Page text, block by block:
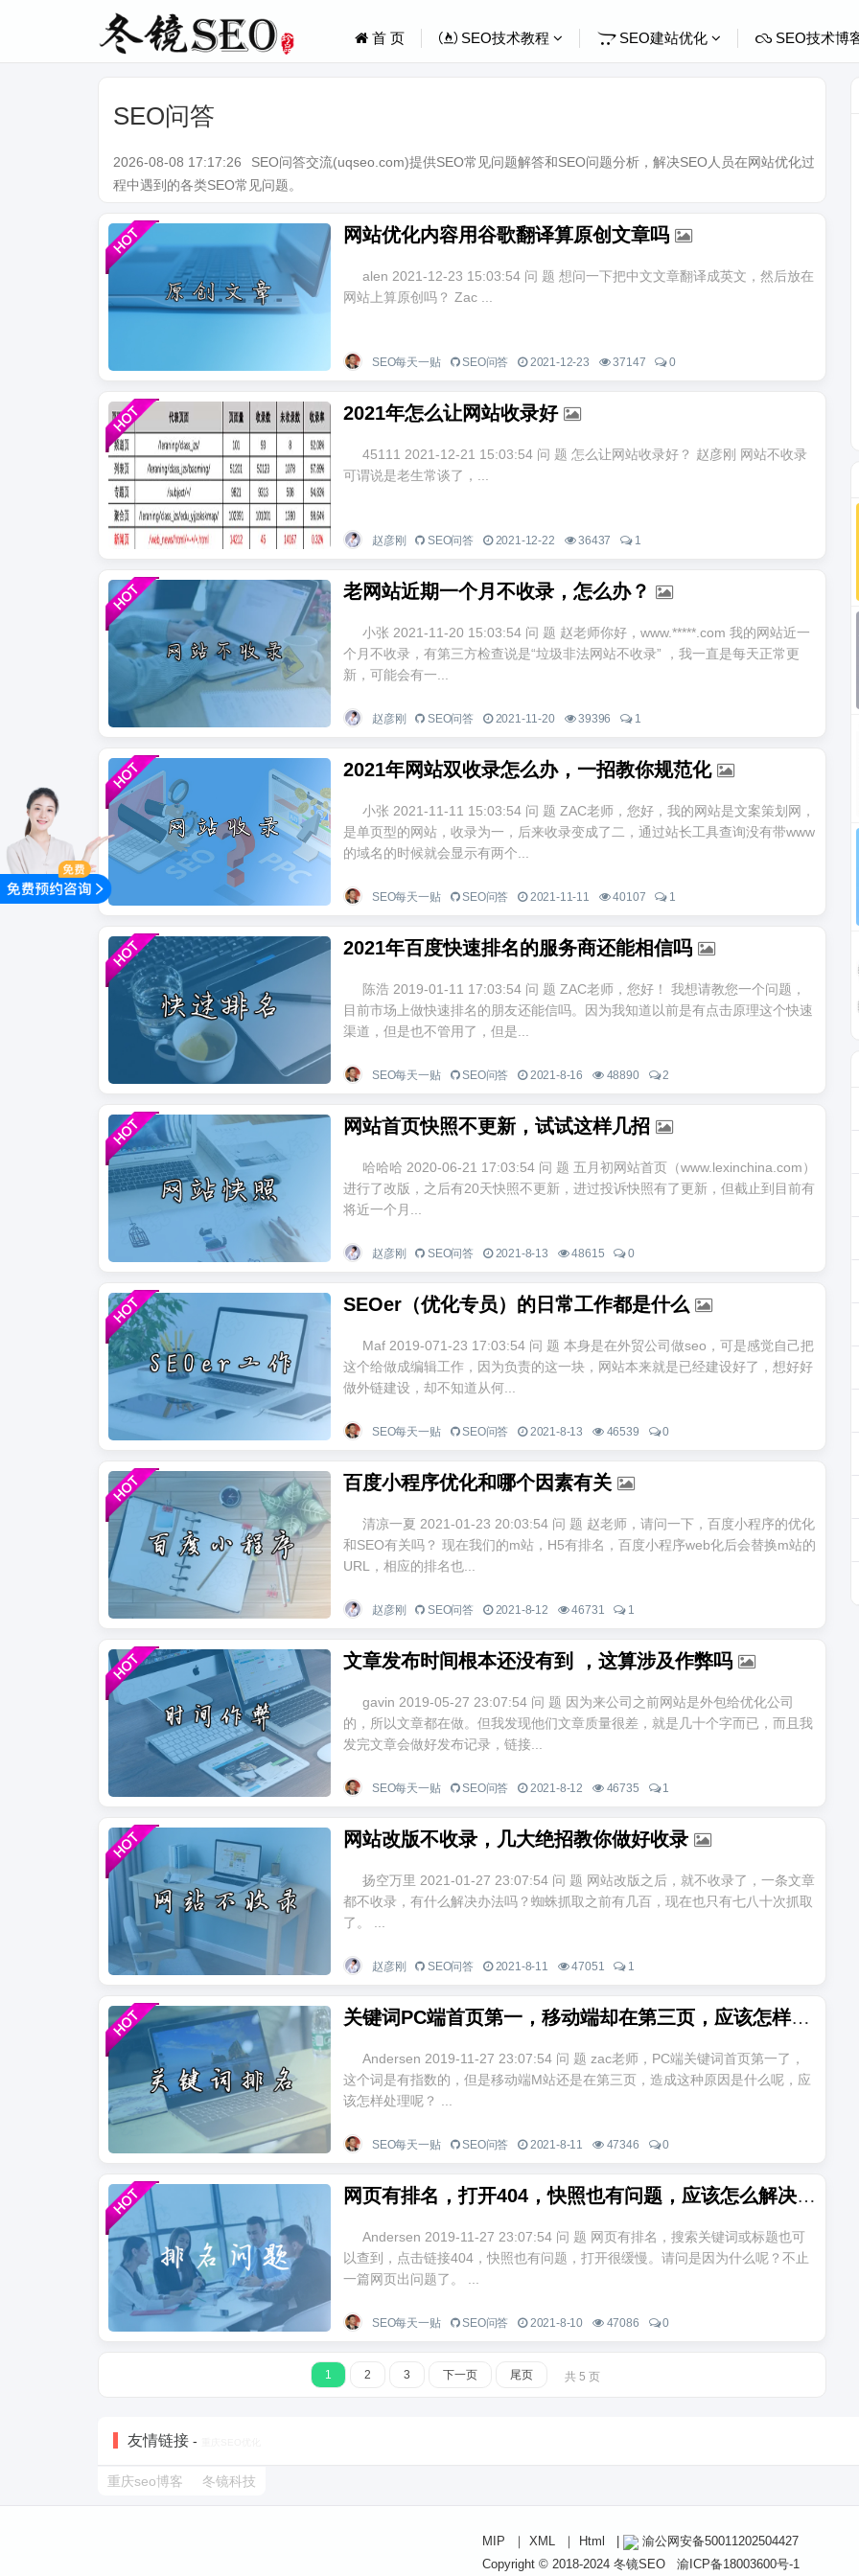
首 页 SEO技术教程 SEO建站优化 SEO技术博
SEO问答
2026-08-08 17:17:26
SEO问答交流(uqseo.com)提供SEO常见问题解答和SEO问题分析，解决SEO人员在网站优化过
程中遇到的各类SEO常见问题。
网站优化内容用谷歌翻译算原创文章吗
alen 2021-12-23 15:03:54 问 题 想问一下把中文文章翻译成英文，然后放在
网站上算原创吗？ Zac ...
SEO每天一贴 SEO问答 2021-12-23 37147 0
2021年怎么让网站收录好
45111 2021-12-21 15:03:54 问 题 怎么让网站收录好？ 赵彦刚 网站不收录
可谓说是老生常谈了，...
赵彦刚 SEO问答 2021-12-22 36437 1
老网站近期一个月不收录，怎么办？
小张 2021-11-20 15:03:54 问 题 赵老师你好，www.*****.com 我的网站近一
个月不收录，有第三方检查说是“垃圾非法网站不收录” ，我一直是每天正常更
新，可能会有一...
赵彦刚 SEO问答 2021-11-20 39396 1
2021年网站双收录怎么办，一招教你规范化
小张 2021-11-11 15:03:54 问 题 ZAC老师，您好，我的网站是文案策划网，
是单页型的网站，收录为一，后来收录变成了二，通过站长工具查询没有带www
的域名的时候就会显示有两个...
SEO每天一贴 SEO问答 2021-11-11 40107 1
2021年百度快速排名的服务商还能相信吗
陈浩 2019-01-11 17:03:54 问 题 ZAC老师，您好！ 我想请教您一个问题，
目前市场上做快速排名的朋友还能信吗。因为我知道以前是有点击原理这个快速
渠道，但是也不管用了，但是...
SEO每天一贴 SEO问答 2021-8-16 48890 2
网站首页快照不更新，试试这样几招
哈哈哈 2020-06-21 17:03:54 问 题 五月初网站首页（www.lexinchina.com）
进行了改版，之后有20天快照不更新，进过投诉快照有了更新，但截止到目前有
将近一个月...
赵彦刚 SEO问答 2021-8-13 48615 0
SEOer（优化专员）的日常工作都是什么
Maf 2019-071-23 17:03:54 问 题 本身是在外贸公司做seo，可是感觉自己把
这个给做成编辑工作，因为负责的这一块，网站本来就是已经建设好了，想好好
做外链建设，却不知道从何...
SEO每天一贴 SEO问答 2021-8-13 46539 0
百度小程序优化和哪个因素有关
清凉一夏 2021-01-23 20:03:54 问 题 赵老师，请问一下，百度小程序的优化
和SEO有关吗？ 现在我们的m站，H5有排名，百度小程序web化后会替换m站的
URL，相应的排名也...
赵彦刚 SEO问答 2021-8-12 46731 1
文章发布时间根本还没有到 ，这算涉及作弊吗
gavin 2019-05-27 23:07:54 问 题 因为来公司之前网站是外包给优化公司
的，所以文章都在做。但我发现他们文章质量很差，就是几十个字而已，而且我
发完文章会做好发布记录，链接...
SEO每天一贴 SEO问答 2021-8-12 46735 1
网站改版不收录，几大绝招教你做好收录
扬空万里 2021-01-27 23:07:54 问 题 网站改版之后，就不收录了，一条文章
都不收录，有什么解决办法吗？蜘蛛抓取之前有几百，现在也只有七八十次抓取
了。 ...
赵彦刚 SEO问答 2021-8-11 47051 1
关键词PC端首页第一，移动端却在第三页，应该怎样解决呢
Andersen 2019-11-27 23:07:54 问 题 zac老师，PC端关键词首页第一了，
这个词是有指数的，但是移动端M站还是在第三页，造成这种原因是什么呢，应
该怎样处理呢？ ...
SEO每天一贴 SEO问答 2021-8-11 47346 0
网页有排名，打开404，快照也有问题，应该怎么解决
Andersen 2019-11-27 23:07:54 问 题 网页有排名，搜索关键词或标题也可
以查到，点击链接404，快照也有问题，打开很缓慢。请问是因为什么呢？不止
一篇网页出问题了。 ...
SEO每天一贴 SEO问答 2021-8-10 47086 0
1 2 3 下一页 尾页 共 5 页
友情链接 -
重庆seo博客 冬镜科技
MIP ｜ XML ｜ Html
渝公网安备50011202504427
Copyright © 2018-2024 冬镜SEO 渝ICP备18003600号-1